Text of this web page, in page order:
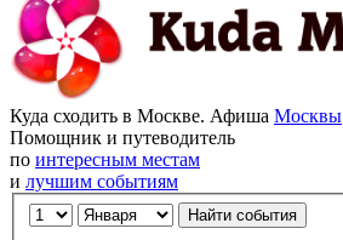
Куда сходить в Москве. Афиша Москвы
Помощник и путеводитель
по интересным местам
и лучшим событиям